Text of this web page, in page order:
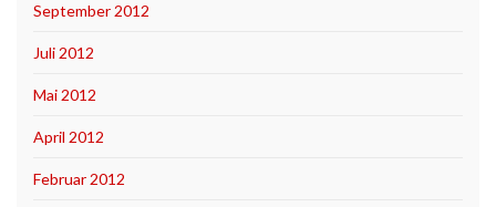
September 2012
Juli 2012
Mai 2012
April 2012
Februar 2012